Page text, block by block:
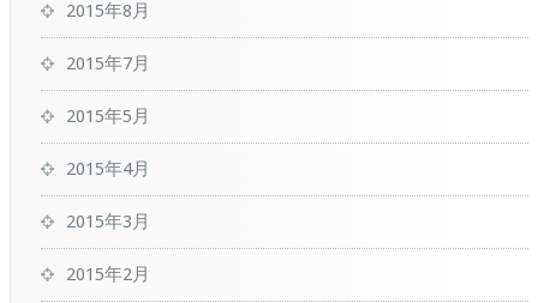
2015年8月
2015年7月
2015年5月
2015年4月
2015年3月
2015年2月